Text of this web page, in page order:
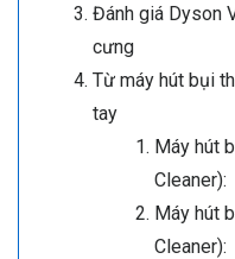
Đánh giá Dyson
cưng
Từ máy hút bụi
tay
Máy hút
Cleaner):
Máy hút
Cleaner):